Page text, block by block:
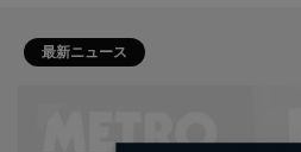
最新ニュース